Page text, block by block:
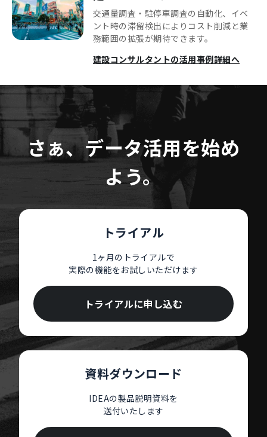
交通量調査・駐停車調査の自動化、イベ
ント時の滞留検出によりコスト削減と業
務範囲の拡張が期待できます。
建設コンサルタントの活用事例詳細へ
さぁ、データ活用を始め
よう。
トライアル
1ヶ月のトライアルで
実際の機能をお試しいただけます
トライアルに申し込む
資料ダウンロード
IDEAの製品説明資料を
送付いたします